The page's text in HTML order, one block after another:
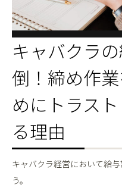
キャバクラ
倒！締め作
めにトラス
る理由
キャバクラ経営において給
う。